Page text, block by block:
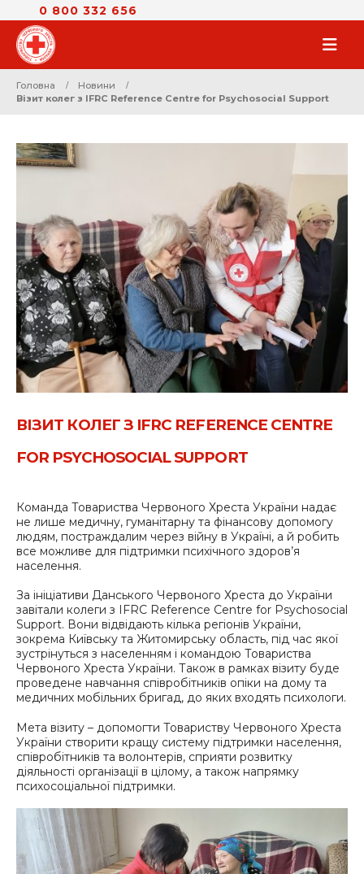
0 800 332 656
Головна
Новини
Візит колег з IFRC Reference Centre for Psychosocial Support
ВІЗИТ КОЛЕГ З IFRC REFERENCE CENTRE
FOR PSYCHOSOCIAL SUPPORT
Команда Товариства Червоного Хреста України надає
не лише медичну, гуманітарну та фінансову допомогу
людям, постраждалим через війну в Україні, а й робить
все можливе для підтримки психічного здоров’я
населення.
За ініціативи Данського Червоного Хреста до України
завітали колеги з IFRC Reference Centre for Psychosocial
Support. Вони відвідають кілька регіонів України,
зокрема Київську та Житомирську область, під час якої
зустрінуться з населенням і командою Товариства
Червоного Хреста України. Також в рамках візиту буде
проведене навчання співробітників опіки на дому та
медичних мобільних бригад, до яких входять психологи.
Мета візиту – допомогти Товариству Червоного Хреста
України створити кращу систему підтримки населення,
співробітників та волонтерів, сприяти розвитку
діяльності організації в цілому, а також напрямку
психосоціальної підтримки.